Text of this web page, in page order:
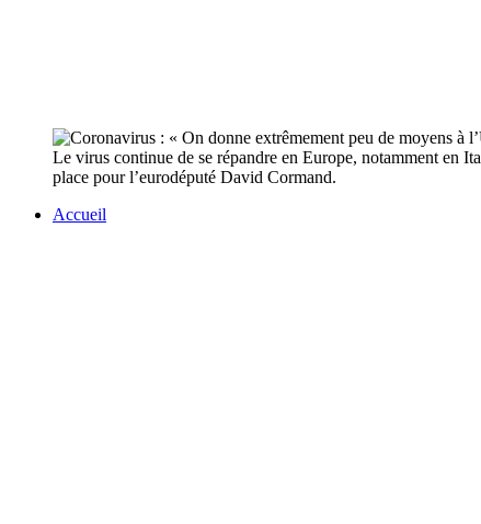
Le virus continue de se répandre en Europe, notamment en
place pour l’eurodéputé David Cormand.
Accueil